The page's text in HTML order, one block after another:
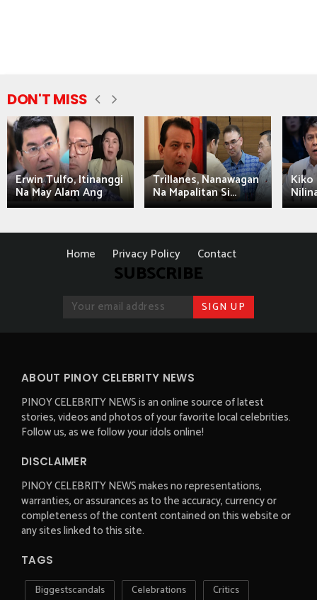
DON'T MISS
Erwin Tulfo, Itinanggi
Na May Alam Ang
Trillanes, Nanawagan
Na Mapalitan Si...
Kiko
Home Privacy Policy Contact
SUBSCRIBE
ABOUT PINOY CELEBRITY NEWS
PINOY CELEBRITY NEWS is an online source of latest
stories, videos and photos of your favorite local celebrities.
Follow us, as we follow your idols online!
DISCLAIMER
PINOY CELEBRITY NEWS makes no representations,
warranties, or assurances as to the accuracy, currency or
completeness of the content contained on this website or
any sites linked to this site.
TAGS
Biggestscandals Celebrations
Critics